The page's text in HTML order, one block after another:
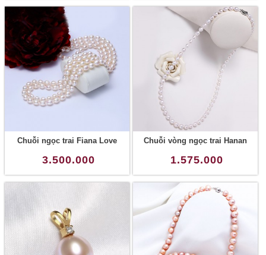
Chuỗi ngọc trai Fiana Love
3.500.000
Chuỗi vòng ngọc trai Hanan
1.575.000